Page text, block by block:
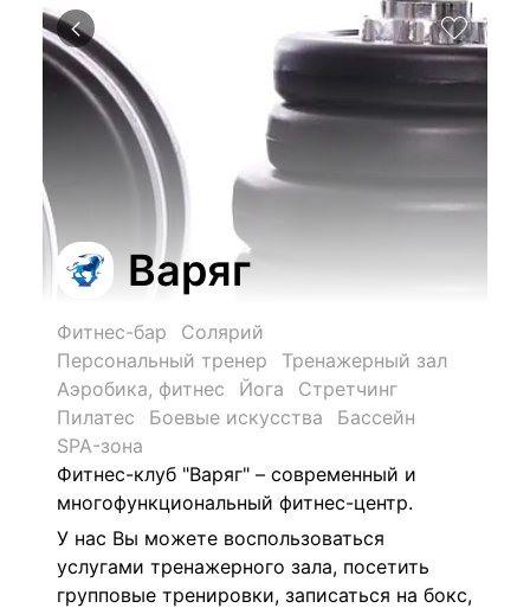
Варяг
Фитнес-бар
Солярий
Персональный тренер
Тренажерный зал
Аэробика, фитнес
Йога
Стретчинг
Пилатес
Боевые искусства
Бассейн
SPA-зона
Фитнес-клуб "Варяг" – современный и
многофункциональный фитнес-центр.
У нас Вы можете воспользоваться
услугами тренажерного зала, посетить
групповые тренировки, записаться на бокс,